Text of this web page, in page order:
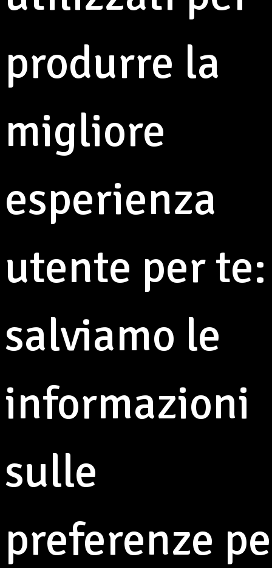
14° Festa Provinciale
Aseop a Pavullo nel
3 agosto 2026
produrre la
migliore
esperienza
utente per te:
salviamo le
informazioni
sulle
preferenze